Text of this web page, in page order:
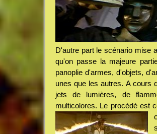
D'autre part le scénario mise
qu'on passe la majeure
panoplie d'armes, d'objets,
unes que les autres. A cours
jets de lumières, de
multicolores. Le procédé est